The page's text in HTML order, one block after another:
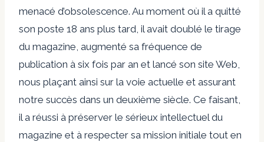
menacé d’obsolescence. Au moment où il a quitté
son poste 18 ans plus tard, il avait doublé le tirage
du magazine, augmenté sa fréquence de
publication à six fois par an et lancé son site Web,
nous plaçant ainsi sur la voie actuelle et assurant
notre succès dans un deuxième siècle. Ce faisant,
il a réussi à préserver le sérieux intellectuel du
magazine et à respecter sa mission initiale tout en